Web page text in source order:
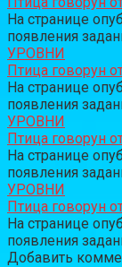
На странице
появления
УРОВНИ
Птица говорун
На странице
появления
УРОВНИ
Птица говорун
На странице
появления
УРОВНИ
Птица говорун
На странице
появления
Добавить